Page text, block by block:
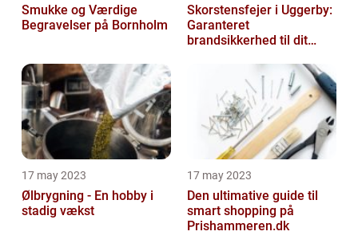
Smukke og Værdige
Begravelser på Bornholm
Skorstensfejer i Uggerby:
Garanteret
brandsikkerhed til dit
17 may 2023
Ølbrygning - En hobby i
stadig vækst
17 may 2023
Den ultimative guide til
smart shopping på
Prishammeren.dk